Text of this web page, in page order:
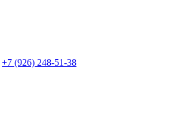
+7 (926) 248-51-38